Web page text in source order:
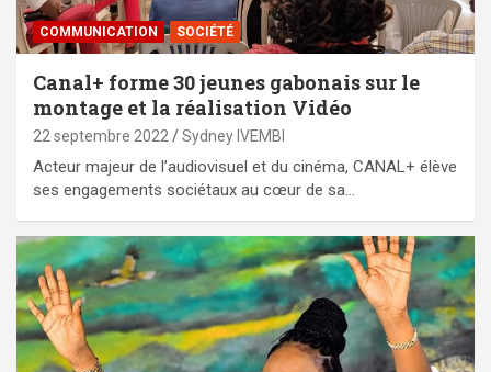
COMMUNICATION SOCIÉTÉ
Canal+ forme 30 jeunes gabonais sur le
montage et la réalisation Vidéo
22 septembre 2022 Sydney IVEMBI
Acteur majeur de l’audiovisuel et du cinéma, CANAL+ élève
ses engagements sociétaux au cœur de sa…